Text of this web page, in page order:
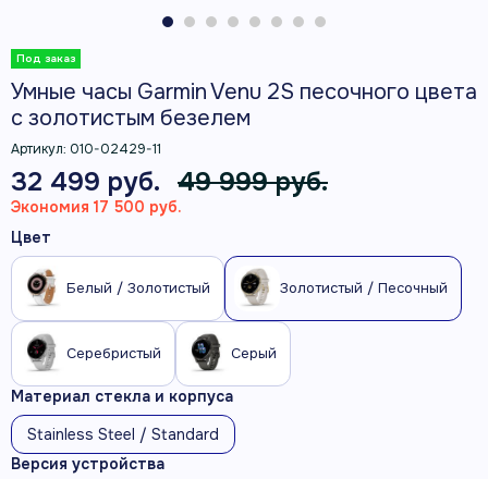
Умные часы Garmin Venu 2S песочного цвета
с золотистым безелем
Артикул: 010-02429-11
32 499 руб. 49 999 руб.
Экономия 17 500 руб.
Цвет
Белый / Золотистый Золотистый / Песочный
Серебристый Серый
Материал стекла и корпуса
Stainless Steel / Standard
Версия устройства